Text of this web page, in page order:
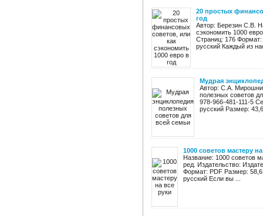
20 простых
год
Автор: Березин С.В.
сэкономить 1000
Страниц: 176
русский Каждый из
Мудрая
Автор: С.А.
полезных советов
978-966-481-111-5
русский Размер:
1000 советов мастеру
Название: 1000 советов
ред. Издательство:
Формат: PDF Размер:
русский Если вы ...